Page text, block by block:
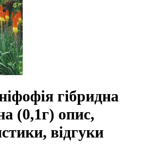
гібридна
(0,1г) опис,
відгуки